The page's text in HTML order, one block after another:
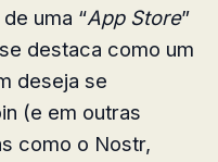
uma “App Store”
destaca como um
deseja se
(e em outras
como o Nostr,